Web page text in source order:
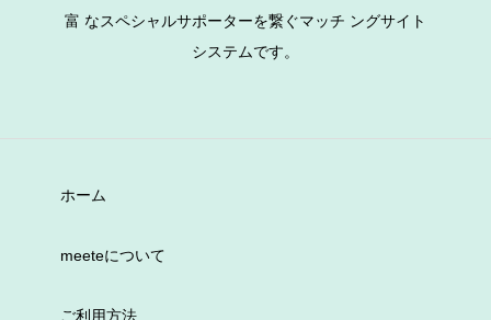
富 なスペシャルサポーターを繋ぐマッチ ングサイト
システムです。
ホーム
meeteについて
ご利用方法